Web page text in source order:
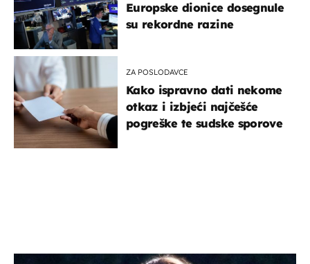
Europske dionice dosegnule
su rekordne razine
ZA POSLODAVCE
Kako ispravno dati nekome
otkaz i izbjeći najčešće
pogreške te sudske sporove